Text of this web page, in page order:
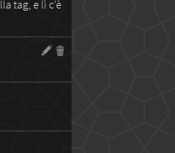
tag, e lì c’è